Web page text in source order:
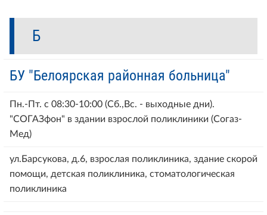
Б
БУ "Белоярская районная больница"
Пн.-Пт. с 08:30-10:00 (Сб.,Вс. - выходные дни).
"СОГАЗфон" в здании взрослой поликлиники (Согаз-
Мед)
ул.Барсукова, д.6, взрослая поликлиника, здание скорой
помощи, детская поликлиника, стоматологическая
поликлиника